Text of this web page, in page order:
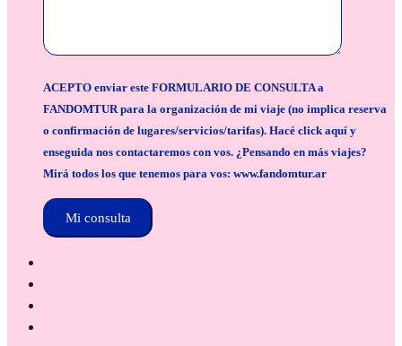
ACEPTO enviar este FORMULARIO DE CONSULTA a
FANDOMTUR para la organización de mi viaje (no implica reserva
o confirmación de lugares/servicios/tarifas). Hacé click aquí y
enseguida nos contactaremos con vos. ¿Pensando en más viajes?
Mirá todos los que tenemos para vos: www.fandomtur.ar